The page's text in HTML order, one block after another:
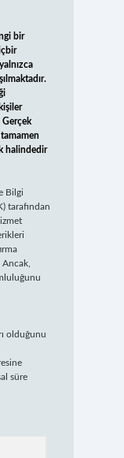
bir
Gerçek
halindedir
Bilgi
tarafından
olduğunu
süre